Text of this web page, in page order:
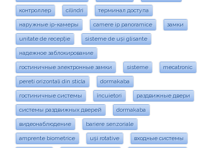
контроллер cilindri терминал доступа
наружные ip-камеры camere ip panoramice замки
unitate de recepție sisteme de uși glisante
надежное заблокирование
гостиничные электронные замки sisteme mecatronic
pereti orizontali din sticla dormakaba
гостиничные системы încuietori раздвижные двери
системы раздвижных дверей dormakaba
видеонаблюдение bariere senzoriale
amprente biometrice uși rotative входные системы